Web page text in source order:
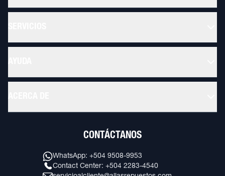
CONTÁCTANOS
WhatsApp: +504 9508-9953
Contact Center: +504 2283-4540